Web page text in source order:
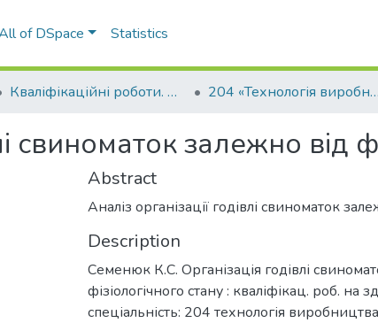
of DSpace Statistics
Кваліфікаційні роботи. Факультет технологій тваринництва та продовольства 204 «Технологія виробництва і переробки продукції тваринництва» - Бакалаври 2023-2024
свиноматок залежно від
Abstract
Аналіз організації годівлі свиноматок
Description
Семенюк К.С. Організація годівлі
фізіологічного стану : кваліфікац. роб. на
спеціальність: 204 технологія